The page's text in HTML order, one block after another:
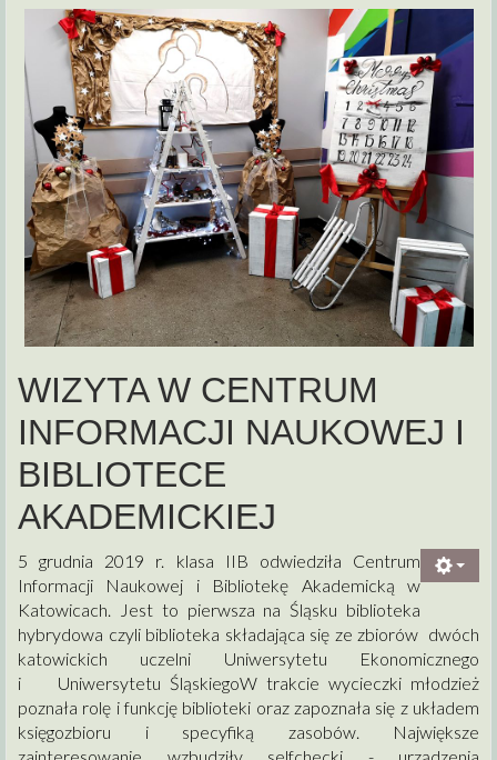
WIZYTA W CENTRUM
INFORMACJI NAUKOWEJ I
BIBLIOTECE
AKADEMICKIEJ
5 grudnia 2019 r. klasa IIB odwiedziła Centrum
Informacji Naukowej i Bibliotekę Akademicką w
Katowicach. Jest to pierwsza na Śląsku biblioteka
hybrydowa czyli biblioteka składająca się ze zbiorów dwóch
katowickich uczelni Uniwersytetu Ekonomicznego
i Uniwersytetu ŚląskiegoW trakcie wycieczki młodzież
poznała rolę i funkcję biblioteki oraz zapoznała się z układem
księgozbioru i specyfiką zasobów. Największe